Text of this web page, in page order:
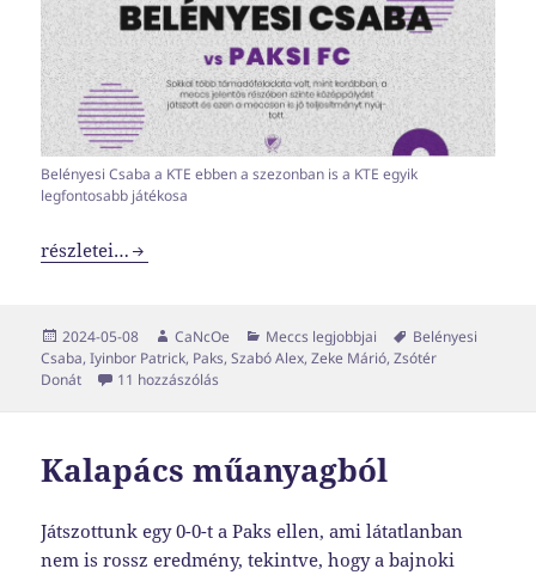
Belényesi Csaba a KTE ebben a szezonban is a KTE egyik
legfontosabb játékosa
A védelem bástyája lassacskán a szezon talán
részletei…
Közzétéve
2024-05-08 Szerző
CaNcOe Kategória
Meccs legjobbjai Címke
Belényesi
Csaba,Iyinbor Patrick, Paks,Szabó Alex,Zeke Márió,Zsótér
Donát
11 hozzászólás
Kalapács műanyagból
Játszottunk egy 0-0-t a Paks ellen, ami látatlanban
nem is rossz eredmény, tekintve, hogy a bajnoki